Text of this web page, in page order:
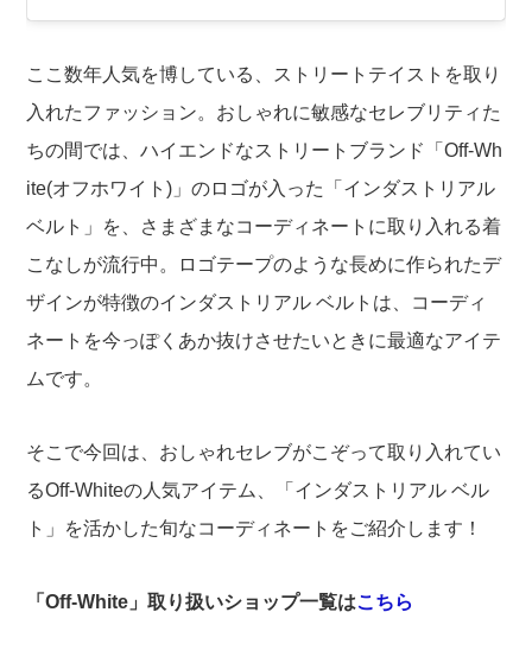
ここ数年人気を博している、ストリートテイストを取り
入れたファッション。おしゃれに敏感なセレブリティた
ちの間では、ハイエンドなストリートブランド「Off-Wh
ite(オフホワイト)」のロゴが入った「インダストリアル
ベルト」を、さまざまなコーディネートに取り入れる着
こなしが流行中。ロゴテープのような長めに作られたデ
ザインが特徴のインダストリアル ベルトは、コーディ
ネートを今っぽくあか抜けさせたいときに最適なアイテ
ムです。
そこで今回は、おしゃれセレブがこぞって取り入れてい
るOff-Whiteの人気アイテム、「インダストリアル ベル
ト」を活かした旬なコーディネートをご紹介します！
「Off-White」取り扱いショップ一覧はこちら